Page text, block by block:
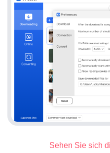
Sehen Sie sich